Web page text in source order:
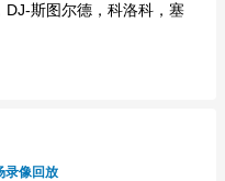
斯图尔德，科洛科，塞
录像回放